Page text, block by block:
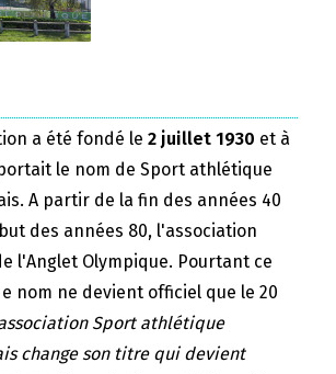
a été fondé le 2 juillet 1930 et à
le nom de Sport athlétique
A partir de la fin des années 40
des années 80, l'association
l'Anglet Olympique. Pourtant ce
nom ne devient officiel que le 20
Sport athlétique
change son titre qui devient